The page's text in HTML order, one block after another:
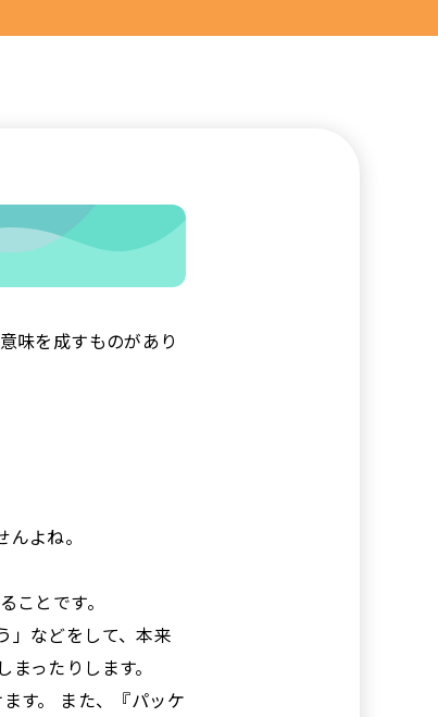
味を成すものがあり
よね。
とです。
」などをして、本来
ったりします。
す。 また、『パッケ